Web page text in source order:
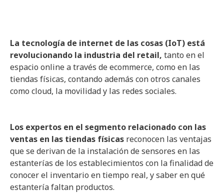
La tecnología de internet de las cosas (IoT) está
revolucionando la industria del retail, tanto en el
espacio online a través de ecommerce, como en las
tiendas físicas, contando además con otros canales
como cloud, la movilidad y las redes sociales.
Los expertos en el segmento relacionado con las
ventas en las tiendas físicas reconocen las ventajas
que se derivan de la instalación de sensores en las
estanterías de los establecimientos con la finalidad de
conocer el inventario en tiempo real, y saber en qué
estantería faltan productos.